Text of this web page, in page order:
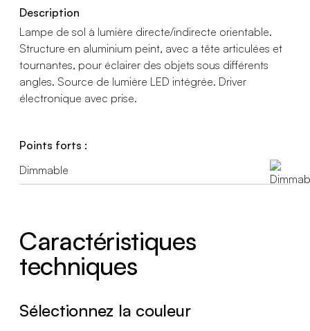
Description
Lampe de sol à lumière directe/indirecte orientable.
Structure en aluminium peint, avec a tête articulées et
tournantes, pour éclairer des objets sous différents
angles. Source de lumière LED intégrée. Driver
électronique avec prise.
Points forts :
Dimmable
Caractéristiques
techniques
Sélectionnez la couleur